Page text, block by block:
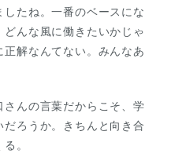
たね。一番のベースにな
んな風に働きたいかじゃ
解なんてない。みんなあ
んの言葉だからこそ、学
ろうか。きちんと向き合
。